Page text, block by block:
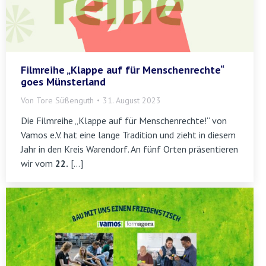
Filmreihe „Klappe auf für Menschenrechte“
goes Münsterland
Von Tore Süßenguth 31. August 2023
Die Filmreihe „Klappe auf für Menschenrechte!“ von
Vamos e.V. hat eine lange Tradition und zieht in diesem
Jahr in den Kreis Warendorf. An fünf Orten präsentieren
wir vom 22. […]